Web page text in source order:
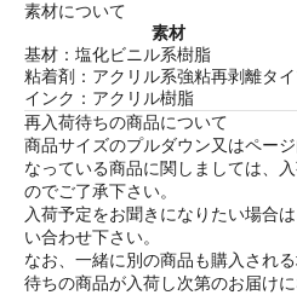
素材について
素材
基材：塩化ビニル系樹脂
粘着剤：アクリル系強粘再剥離タ
インク：アクリル樹脂
再入荷待ちの商品について
商品サイズのプルダウン又はペー
なっている商品に関しましては、
のでご了承下さい。
入荷予定をお聞きになりたい場合は
い合わせ下さい。
なお、一緒に別の商品も購入され
待ちの商品が入荷し次第のお届け